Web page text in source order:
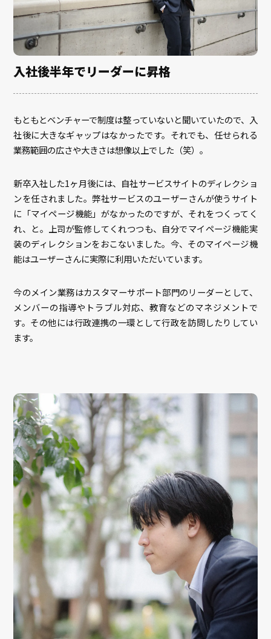
入社後半年でリーダーに昇格
もともとベンチャーで制度は整っていないと聞いていたので、入
社後に大きなギャップはなかったです。それでも、任せられる
業務範囲の広さや大きさは想像以上でした（笑）。
新卒入社した1ヶ月後には、自社サービスサイトのディレクショ
ンを任されました。弊社サービスのユーザーさんが使うサイト
に「マイページ機能」がなかったのですが、それをつくってく
れ、と。上司が監修してくれつつも、自分でマイページ機能実
装のディレクションをおこないました。今、そのマイページ機
能はユーザーさんに実際に利用いただいています。
今のメイン業務はカスタマーサポート部門のリーダーとして、
メンバーの指導やトラブル対応、教育などのマネジメントで
す。その他には行政連携の一環として行政を訪問したりしてい
ます。